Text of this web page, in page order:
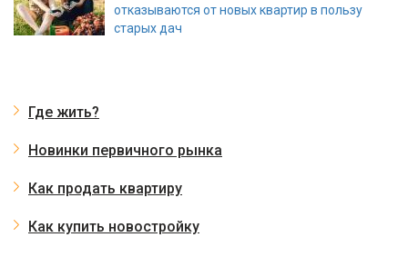
отказываются от новых квартир в пользу
старых дач
Где жить?
Новинки первичного рынка
Как продать квартиру
Как купить новостройку